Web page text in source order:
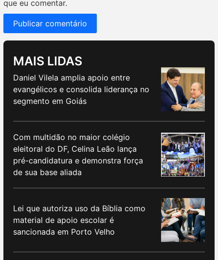
que eu comentar.
MAIS LIDAS
Daniel Vilela amplia apoio entre
evangélicos e consolida liderança no
segmento em Goiás
Com multidão no maior colégio
eleitoral do DF, Celina Leão lança
pré-candidatura e demonstra força
de sua base aliada
Lei que autoriza uso da Bíblia como
material de apoio escolar é
sancionada em Porto Velho